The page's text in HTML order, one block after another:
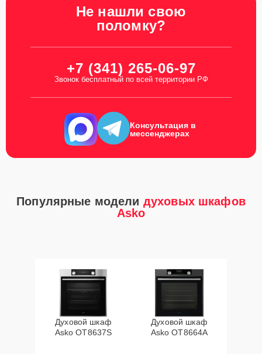
Не нашли свою
поломку?
+7 (341) 265-06-97
Звонок бесплатный по всей территории РФ
Консультация в
мессенджерах
Популярные модели духовых шкафов
Asko
Духовой шкаф
Asko OT8637S
Духовой шкаф
Asko OT8664A